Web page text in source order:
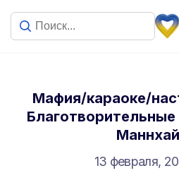
Мафия/караоке/
13 февраля,